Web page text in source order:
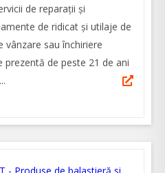
de reparații și
de ridicat și utilaje de
sau închiriere
de peste 21 de ani